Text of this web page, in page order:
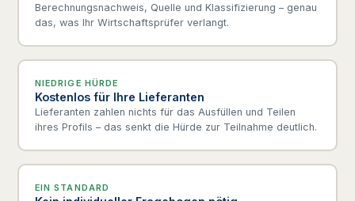
Berechnungsnachweis, Quelle und Klassifizierung – genau
das, was Ihr Wirtschaftsprüfer verlangt.
NIEDRIGE HÜRDE
Kostenlos für Ihre Lieferanten
Lieferanten zahlen nichts für das Ausfüllen und Teilen
ihres Profils – das senkt die Hürde zur Teilnahme deutlich.
EIN STANDARD